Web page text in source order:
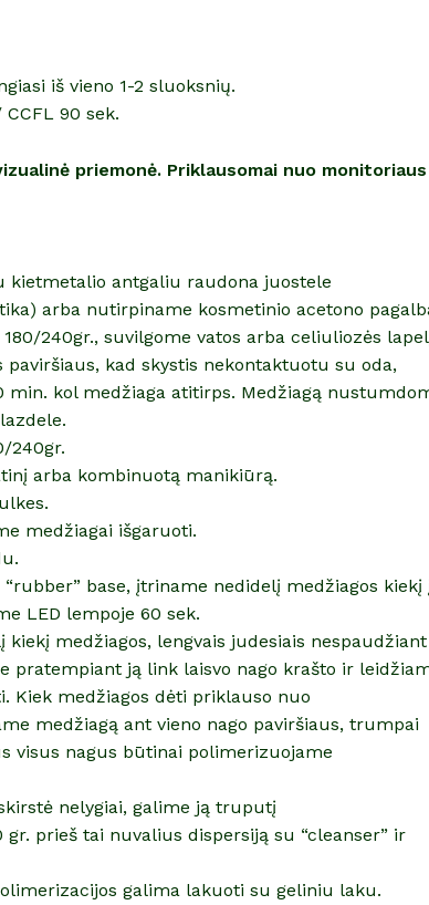
iš vieno 1-2 sluoksnių.
90 sek.
priemonė. Priklausomai nuo
kietmetalio antgaliu raudona juostele
arba nutirpiname kosmetinio acetono
240gr., suvilgome vatos arba celiuliozės
kad skystis nekontaktuotu su oda,
kol medžiaga atitirps. Medžiagą
240gr.
arba kombinuotą manikiūrą.
medžiagai išgaruoti.
base, įtriname nedidelį medžiagos kiekį
LED lempoje 60 sek.
medžiagos, lengvais judesiais nespaudžiant
pratempiant ją link laisvo nago krašto ir
Kiek medžiagos dėti priklauso nuo
medžiagą ant vieno nago paviršiaus, trumpai
visus nagus būtinai polimerizuojame
nelygiai, galime ją truputį
prieš tai nuvalius dispersiją su “cleanser” ir
galima lakuoti su geliniu laku.